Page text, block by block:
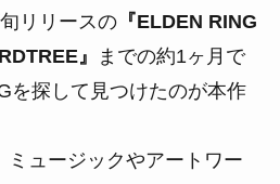
リリースの『ELDEN RING
』
までの約1ヶ月で
を探して見つけたのが本作
ミュージックやアートワー